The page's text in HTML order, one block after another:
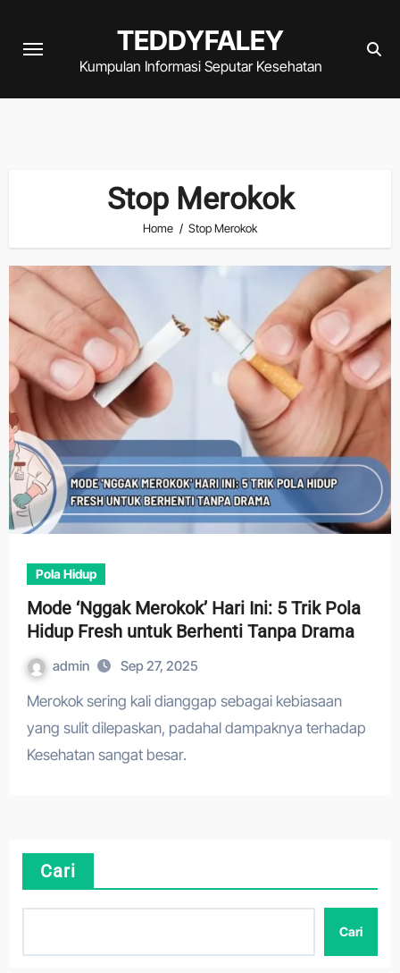
TEDDYFALEY
Kumpulan Informasi Seputar Kesehatan
Stop Merokok
Home Stop Merokok
Pola Hidup
Mode ‘Nggak Merokok’ Hari Ini: 5 Trik Pola
Hidup Fresh untuk Berhenti Tanpa Drama
admin Sep 27, 2025
Merokok sering kali dianggap sebagai kebiasaan
yang sulit dilepaskan, padahal dampaknya terhadap
Kesehatan sangat besar.
Cari
Cari